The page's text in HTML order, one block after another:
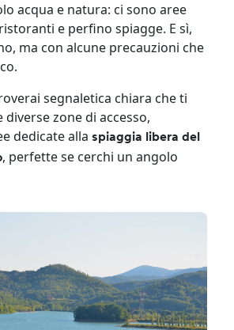
acqua e natura: ci sono aree
e perfino spiagge. E sì,
ma con alcune precauzioni che
segnaletica chiara che ti
zone di accesso,
dedicate allaspiaggia libera del
, perfette se cerchi un angolo